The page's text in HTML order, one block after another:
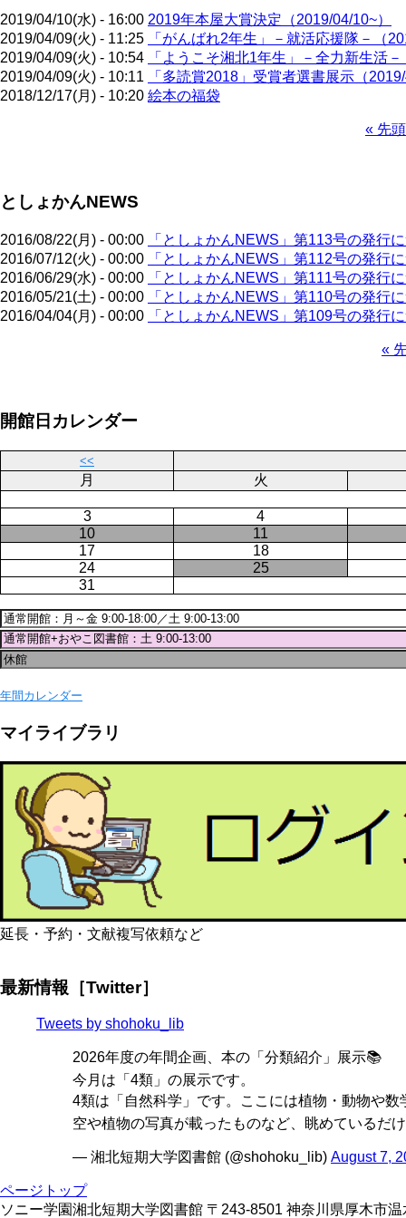
2019/04/10(水) - 16:00 2019年本屋大賞決定（2019/04/10~）
2019/04/09(火) - 11:25
「がんばれ2年生」－就活応援隊－（
2019/04/09(火) - 10:54
「ようこそ湘北1年生」－全力新生活
2019/04/09(火) - 10:11
「多読賞2018」受賞者選書展示（
2018/12/17(月) - 10:20 絵本の福袋
送
先
« 先頭
としょかんNEWS
2016/08/22(月) - 00:00
「としょかんNEWS」第113号の発行
2016/07/12(火) - 00:00
「としょかんNEWS」第112号の発行
2016/06/29(水) - 00:00
「としょかんNEWS」第111号の発行
2016/05/21(土) - 00:00
「としょかんNEWS」第110号の発行
2016/04/04(月) - 00:00
「としょかんNEWS」第109号の発行
送
先
«
開館日カレンダー
<<
月 火
3
4
10
11
17
18
24
25
31
年間カレンダー
マイライブラリ
延長・予約・文献複写依頼など
最新情報［Twitter］
Tweets by shohoku_lib
2026年度の年間企画、本の「分類紹介」展示📚
今月は「4類」の展示です。
4類は「自然科学」です。ここには植物・動物や
空や植物の写真が載ったものなど、眺めているだ
— 湘北短期大学図書館 (@shohoku_lib) August 7,
ページトップ
ソニー学園湘北短期大学図書館 〒243-8501 神奈川県厚木市